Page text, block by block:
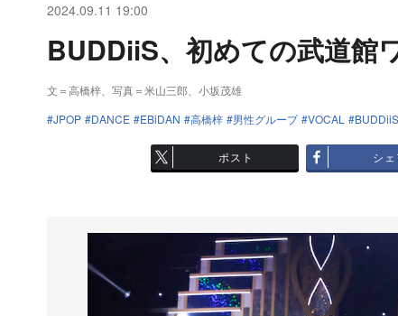
2024.09.11 19:00
BUDDiiS、初めての武道
文＝高橋梓、写真＝米山三郎、小坂茂雄
JPOP
DANCE EBiDAN 高橋梓 男性グループ VOCAL BUDDiiS
ポスト シェ